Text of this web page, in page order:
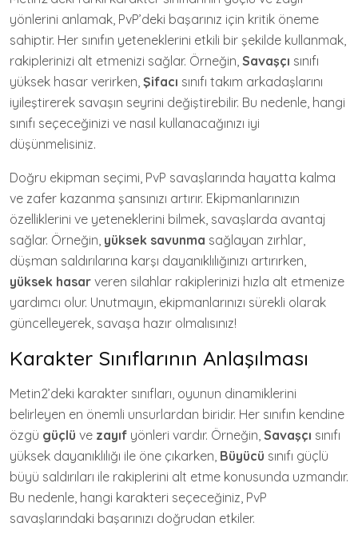
yönlerini anlamak, PvP’deki başarınız için kritik öneme
sahiptir. Her sınıfın yeteneklerini etkili bir şekilde kullanmak,
rakiplerinizi alt etmenizi sağlar. Örneğin, Savaşçı sınıfı
yüksek hasar verirken, Şifacı sınıfı takım arkadaşlarını
iyileştirerek savaşın seyrini değiştirebilir. Bu nedenle, hangi
sınıfı seçeceğinizi ve nasıl kullanacağınızı iyi
düşünmelisiniz.
Doğru ekipman seçimi, PvP savaşlarında hayatta kalma
ve zafer kazanma şansınızı artırır. Ekipmanlarınızın
özelliklerini ve yeteneklerini bilmek, savaşlarda avantaj
sağlar. Örneğin, yüksek savunma sağlayan zırhlar,
düşman saldırılarına karşı dayanıklılığınızı artırırken,
yüksek hasar veren silahlar rakiplerinizi hızla alt etmenize
yardımcı olur. Unutmayın, ekipmanlarınızı sürekli olarak
güncelleyerek, savaşa hazır olmalısınız!
Karakter Sınıflarının Anlaşılması
Metin2’deki karakter sınıfları, oyunun dinamiklerini
belirleyen en önemli unsurlardan biridir. Her sınıfın kendine
özgü güçlü ve zayıf yönleri vardır. Örneğin, Savaşçı sınıfı
yüksek dayanıklılığı ile öne çıkarken, Büyücü sınıfı güçlü
büyü saldırıları ile rakiplerini alt etme konusunda uzmandır.
Bu nedenle, hangi karakteri seçeceğiniz, PvP
savaşlarındaki başarınızı doğrudan etkiler.